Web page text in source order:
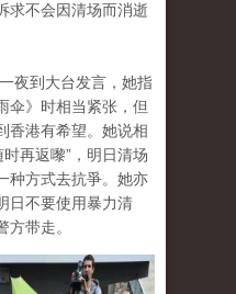
求不会因清场而消逝
夜到大台发言，她指
伞》时相当紧张，但
香港有希望。她说相
再返嚟”，明日清场
种方式去抗爭。她亦
日不要使用暴力清
带走。